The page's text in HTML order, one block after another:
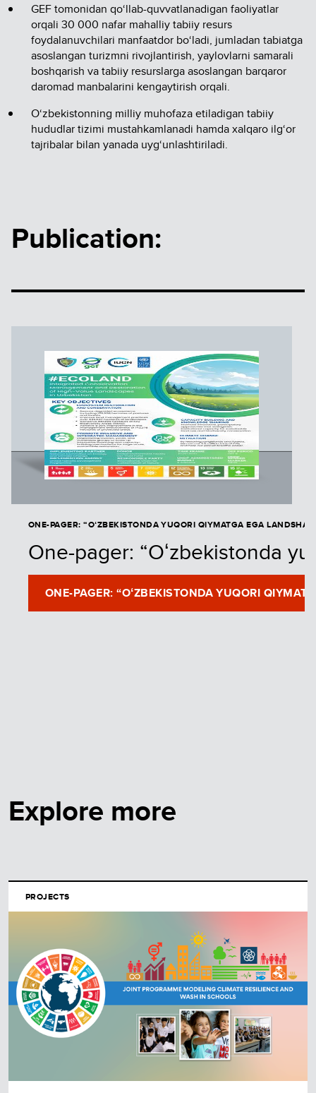
GEF tomonidan qo‘llab-quvvatlanadigan faoliyatlar
orqali 30 000 nafar mahalliy tabiiy resurs
foydalanuvchilari manfaatdor bo‘ladi, jumladan tabiatga
asoslangan turizmni rivojlantirish, yaylovlarni samarali
boshqarish va tabiiy resurslarga asoslangan barqaror
daromad manbalarini kengaytirish orqali.
O‘zbekistonning milliy muhofaza etiladigan tabiiy
hududlar tizimi mustahkamlanadi hamda xalqaro ilg‘or
tajribalar bilan yanada uyg‘unlashtiriladi.
Publication:
ONE-PAGER: “OʻZBEKISTONDA YUQORI QIYMATGA EGA
One-pager: “Oʻzbekistonda
ONE-PAGER: “OʻZBEKISTONDA YUQORI
Explore more
PROJECTS